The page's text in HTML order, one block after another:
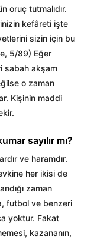
oruç tutmalıdır.
kefâreti işte
sizin için bu
5/89) Eğer
sabah akşam
o zaman
Kişinin maddi
sayılır mı?
ve haramdır.
her ikisi de
zaman
futbol ve benzeri
yoktur. Fakat
kazananın,